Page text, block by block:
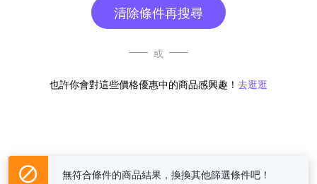
清除條件再搜尋
或
也許你會對這些價格優惠中的商品感興趣！ 去逛逛
無符合條件的商品結果，換換其他篩選條件吧！